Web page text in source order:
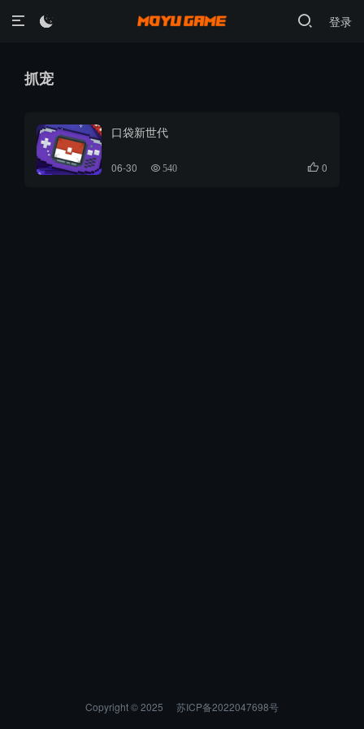
登录

抓宠
口袋新世代
06-30 540  0
Copyright © 2025 苏ICP备2022047698号